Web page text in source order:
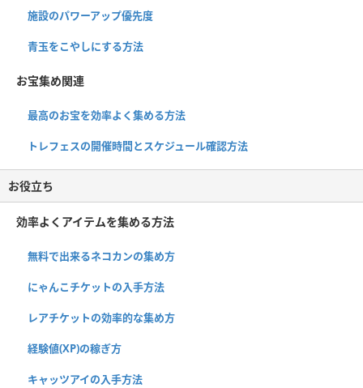
施設のパワーアップ優先度
青玉をこやしにする方法
お宝集め関連
最高のお宝を効率よく集める方法
トレフェスの開催時間とスケジュール確認方法
お役立ち
効率よくアイテムを集める方法
無料で出来るネコカンの集め方
にゃんこチケットの入手方法
レアチケットの効率的な集め方
経験値(XP)の稼ぎ方
キャッツアイの入手方法